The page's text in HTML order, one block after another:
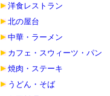
洋食レストラン
北の屋台
中華・ラーメン
カフェ・スウィーツ・パン
焼肉・ステーキ
うどん・そば